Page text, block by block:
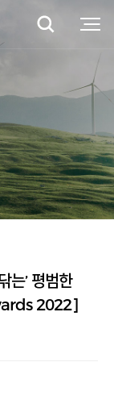
는’ 평범한
2022]